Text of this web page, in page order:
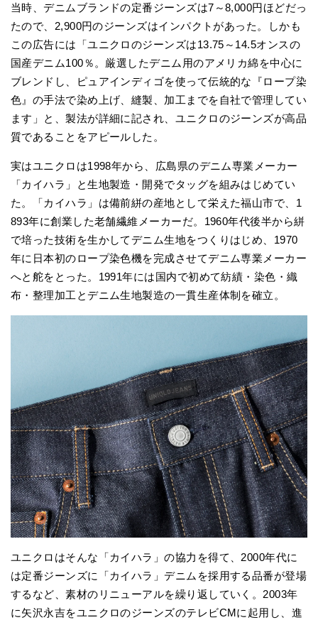
当時、デニムブランドの定番ジーンズは7～8,000円ほどだっ
たので、2,900円のジーンズはインパクトがあった。しかも
この広告には「ユニクロのジーンズは13.75～14.5オンスの
国産デニム100％。厳選したデニム用のアメリカ綿を中心に
ブレンドし、ピュアインディゴを使って伝統的な『ロープ染
色』の手法で染め上げ、縫製、加工までを自社で管理してい
ます」と、製法が詳細に記され、ユニクロのジーンズが高品
質であることをアピールした。
実はユニクロは1998年から、広島県のデニム専業メーカー
「カイハラ」と生地製造・開発でタッグを組みはじめてい
た。「カイハラ」は備前絣の産地として栄えた福山市で、1
893年に創業した老舗繊維メーカーだ。1960年代後半から絣
で培った技術を生かしてデニム生地をつくりはじめ、1970
年に日本初のロープ染色機を完成させてデニム専業メーカー
へと舵をとった。1991年には国内で初めて紡績・染色・織
布・整理加工とデニム生地製造の一貫生産体制を確立。
ユニクロはそんな「カイハラ」の協力を得て、2000年代に
は定番ジーンズに「カイハラ」デニムを採用する品番が登場
するなど、素材のリニューアルを繰り返していく。2003年
に矢沢永吉をユニクロのジーンズのテレビCMに起用し、進